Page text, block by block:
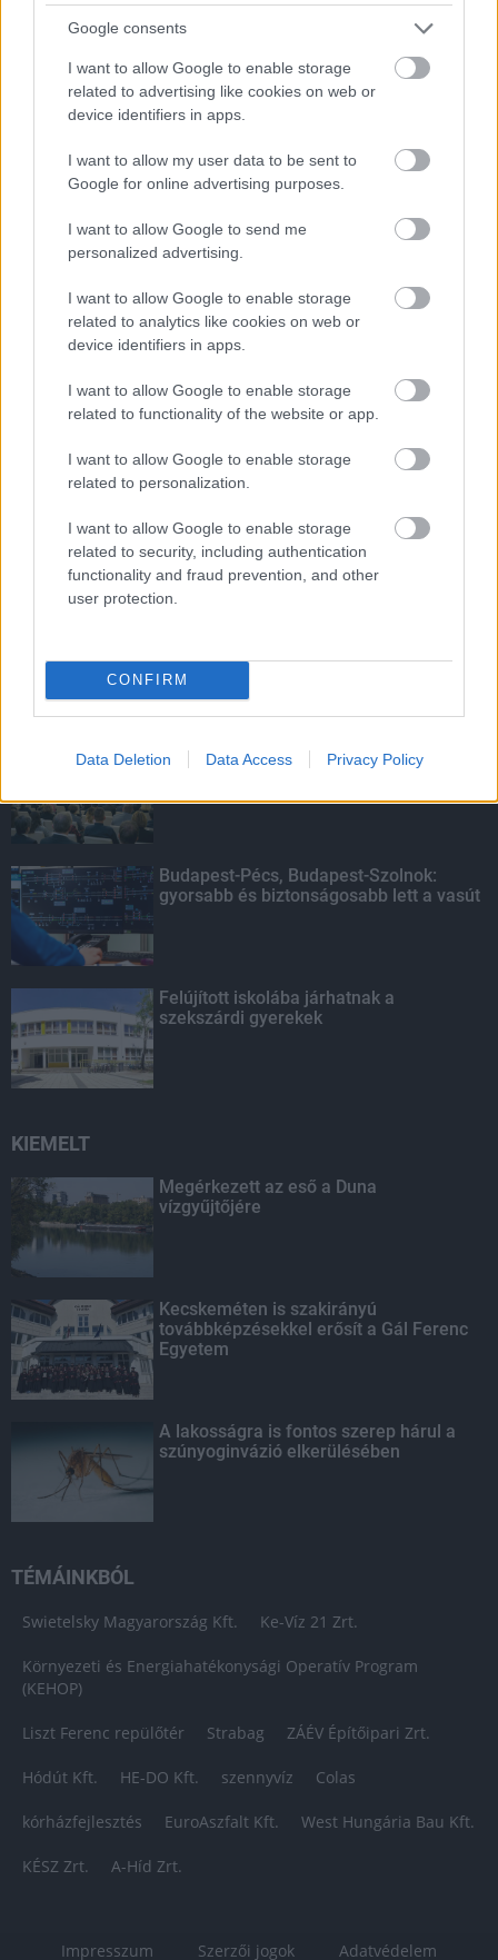
Google consents
I want to allow Google to enable storage
related to advertising like cookies on web or
device identifiers in apps.
I want to allow my user data to be sent to
Google for online advertising purposes.
I want to allow Google to send me
personalized advertising.
I want to allow Google to enable storage
related to analytics like cookies on web or
device identifiers in apps.
I want to allow Google to enable storage
related to functionality of the website or app.
I want to allow Google to enable storage
related to personalization.
I want to allow Google to enable storage
related to security, including authentication
functionality and fraud prevention, and other
user protection.
CONFIRM
Data Deletion Data Access Privacy Policy
KECSKEMÉTEN IS SZAKIRÁNYÚ
TOVÁBBKÉPZÉSEKKEL ERŐSÍT A GÁL FERENC
EGYETEM
Országos hírek
A LAKOSSÁGRA IS FONTOS SZEREP HÁRUL A
SZÚNYOGINVÁZIÓ ELKERÜLÉSÉBEN
Országos hírek
TÚLFOGYASZTÁS NAPJA - JÚLIUS 30-RA
ÉVRE ELEGENDŐ ERŐFORRÁSAIT
HIRDETÉS
HIRDETÉS
Indul a diákok pénzügyi ismereteit
erősítő Pénz7 programsorozat
Budapest-Pécs, Budapest-Szolnok:
gyorsabb és biztonságosabb lett a vasút
Felújított iskolába járhatnak a
szekszárdi gyerekek
KIEMELT
Megérkezett az eső a Duna
vízgyűjtőjére
Kecskeméten is szakirányú
továbbképzésekkel erősít a Gál Ferenc
Egyetem
A lakosságra is fontos szerep hárul a
szúnyoginvázió elkerülésében
TÉMÁINKBÓL
Swietelsky Magyarország Kft. Ke-Víz 21 Zrt.
Környezeti és Energiahatékonysági Operatív Program
(KEHOP)
Liszt Ferenc repülőtér Strabag ZÁÉV Építőipari Zrt.
Hódút Kft. HE-DO Kft. szennyvíz Colas
kórházfejlesztés EuroAszfalt Kft. West Hungária Bau Kft.
KÉSZ Zrt. A-Híd Zrt.
Impresszum Szerzői jogok Adatvédelem